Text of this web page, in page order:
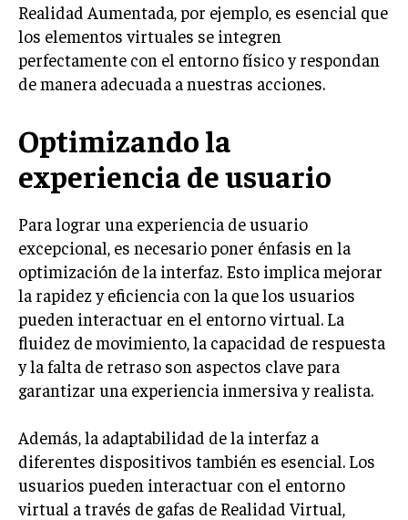
Realidad Aumentada, por ejemplo, es esencial que
los elementos virtuales se integren
perfectamente con el entorno físico y respondan
de manera adecuada a nuestras acciones.
Optimizando la
experiencia de usuario
Para lograr una experiencia de usuario
excepcional, es necesario poner énfasis en la
optimización de la interfaz. Esto implica mejorar
la rapidez y eficiencia con la que los usuarios
pueden interactuar en el entorno virtual. La
fluidez de movimiento, la capacidad de respuesta
y la falta de retraso son aspectos clave para
garantizar una experiencia inmersiva y realista.
Además, la adaptabilidad de la interfaz a
diferentes dispositivos también es esencial. Los
usuarios pueden interactuar con el entorno
virtual a través de gafas de Realidad Virtual,